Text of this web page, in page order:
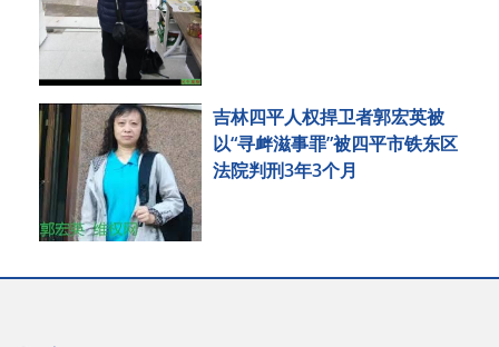
吉林四平人权捍卫者郭宏英被
以“寻衅滋事罪”被四平市铁东区
法院判刑3年3个月